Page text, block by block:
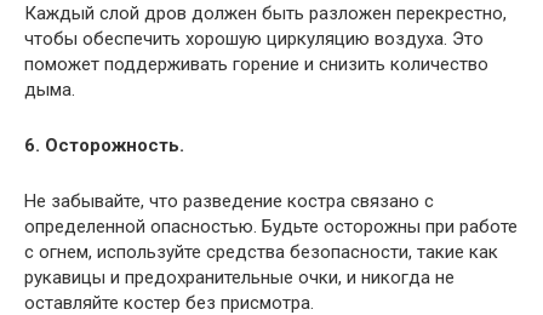
Каждый слой дров должен быть разложен перекрестно,
чтобы обеспечить хорошую циркуляцию воздуха. Это
поможет поддерживать горение и снизить количество
дыма.
6. Осторожность.
Не забывайте, что разведение костра связано с
определенной опасностью. Будьте осторожны при работе
с огнем, используйте средства безопасности, такие как
рукавицы и предохранительные очки, и никогда не
оставляйте костер без присмотра.